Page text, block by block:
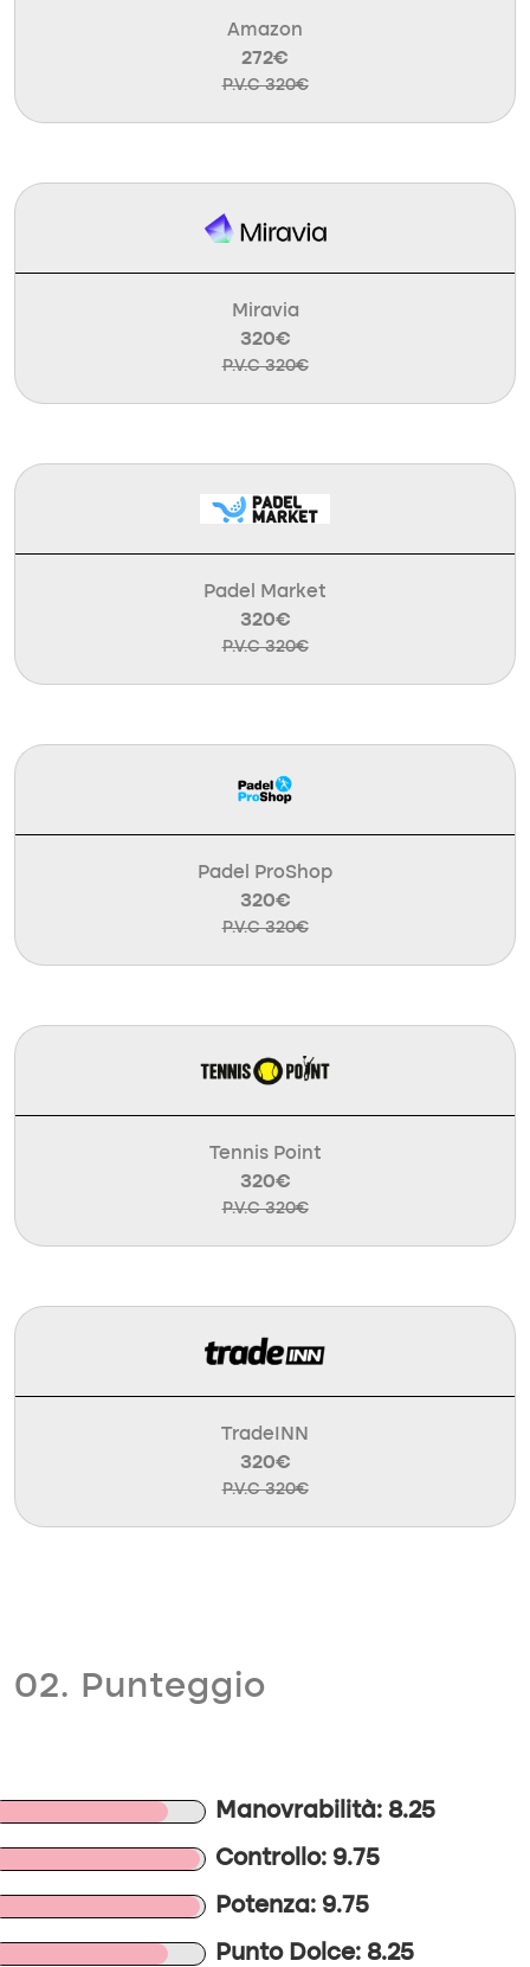
Amazon
272€
P.V.C 320€
Miravia
320€
P.V.C 320€
Padel Market
320€
P.V.C 320€
Padel ProShop
320€
P.V.C 320€
Tennis Point
320€
P.V.C 320€
TradeINN
320€
P.V.C 320€
02. Punteggio
Manovrabilità: 8.25
Controllo: 9.75
Potenza: 9.75
Punto Dolce: 8.25